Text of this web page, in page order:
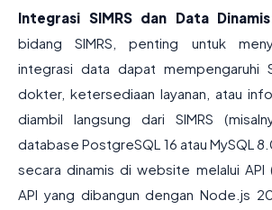
Integrasi SIMRS dan Data
bidang SIMRS, penting untuk
integrasi data dapat mempengaruhi
dokter, ketersediaan layanan, atau
diambil langsung dari SIMRS
database PostgreSQL 16 atau MySQL
secara dinamis di website melalui API
API yang dibangun dengan Node.js